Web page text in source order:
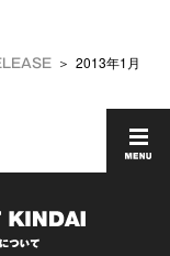
2013年1月